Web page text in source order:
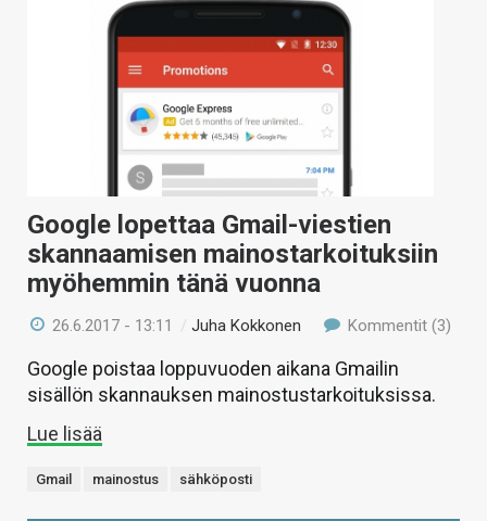
Google lopettaa Gmail-viestien
skannaamisen mainostarkoituksiin
myöhemmin tänä vuonna
26.6.2017 - 13:11 /Juha Kokkonen Kommentit (3)
Google poistaa loppuvuoden aikana Gmailin
sisällön skannauksen mainostustarkoituksissa.
Lue lisää
Gmail mainostus sähköposti